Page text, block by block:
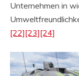
Unternehmen in
[22][23][24]